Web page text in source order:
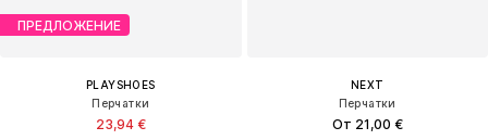
ПРЕДЛОЖЕНИЕ
PLAYSHOES
Перчатки
23,94 €
NEXT
Перчатки
От 21,00 €